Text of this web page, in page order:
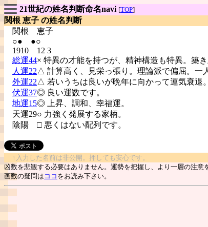
21世紀の姓名判断命名navi [TOP]
関根 恵子 の姓名判断
関根 恵子
○● ●○
1910 12 3
総運44× 特異の才能を持つが、精神構造も特異。築
人運22△ 計算高く、見栄っ張り。理論派で偏屈。一
外運22△ 若いうちは良いが晩年に向かって運気衰退
伏運37◎ 良い運数です。
地運15◎ 上昇、調和、幸福運。
天運29○ 力強く発展する家柄。
陰陽 □ 悪くはない配列です。
↑入力した名前は非公開。押しても安心です。
凶数を悲観する必要はありません。運勢を把握し、より一層の注意
画数の疑問は ココ をお読み下さい。